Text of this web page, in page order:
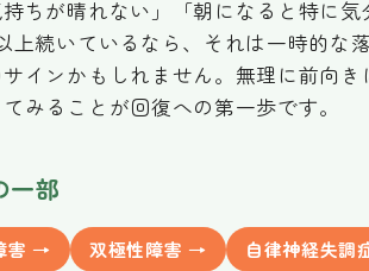
持ちが晴れない」「朝になると特に
上続いているなら、それは一時的な
インかもしれません。無理に前向き
みることが回復への第一歩です。
一部
害 → 双極性障害 → 自律神経失調